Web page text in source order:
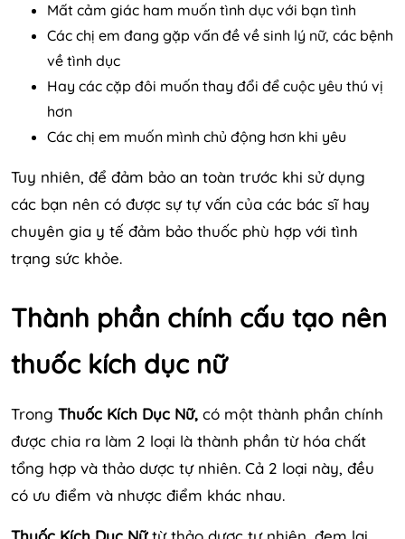
Mất cảm giác ham muốn tình dục với bạn tình
Các chị em đang gặp vấn đề về sinh lý nữ, các bệnh
về tình dục
Hay các cặp đôi muốn thay đổi để cuộc yêu thú vị
hơn
Các chị em muốn mình chủ động hơn khi yêu
Tuy nhiên, để đảm bảo an toàn trước khi sử dụng
các bạn nên có được sự tự vấn của các bác sĩ hay
chuyên gia y tế đảm bảo thuốc phù hợp với tình
trạng sức khỏe.
Thành phần chính cấu tạo nên
thuốc kích dục nữ
Trong Thuốc Kích Dục Nữ, có một thành phần chính
được chia ra làm 2 loại là thành phần từ hóa chất
tổng hợp và thảo dược tự nhiên. Cả 2 loại này, đều
có ưu điểm và nhược điểm khác nhau.